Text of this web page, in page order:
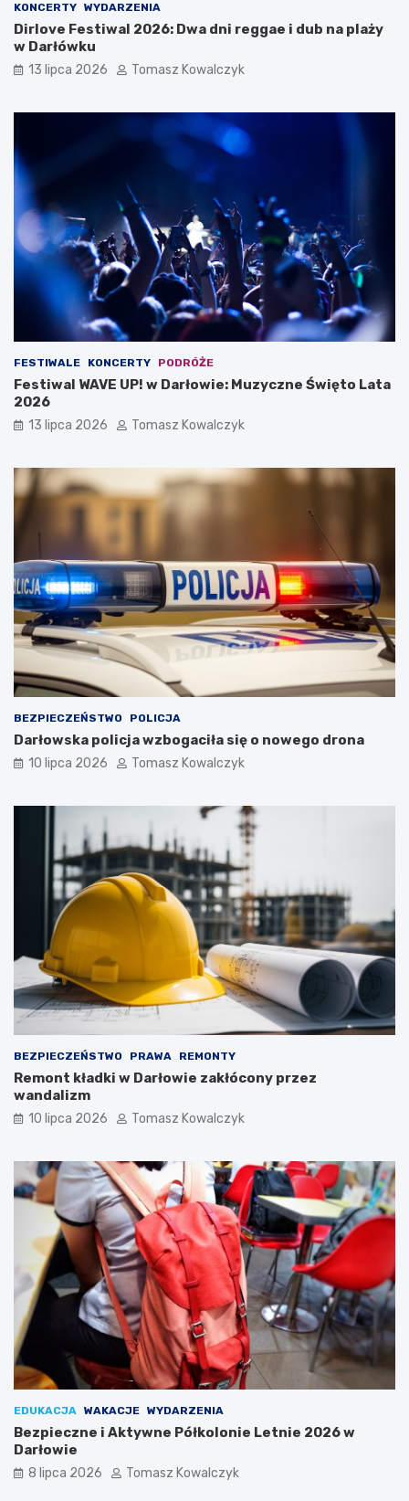
KONCERTY WYDARZENIA
Dirlove Festiwal 2026: Dwa dni reggae i dub na plaży
w Darłówku
13 lipca 2026 Tomasz Kowalczyk
FESTIWALE KONCERTY PODRÓŻE
Festiwal WAVE UP! w Darłowie: Muzyczne Święto Lata
2026
13 lipca 2026 Tomasz Kowalczyk
BEZPIECZEŃSTWO POLICJA
Darłowska policja wzbogaciła się o nowego drona
10 lipca 2026 Tomasz Kowalczyk
BEZPIECZEŃSTWO PRAWA REMONTY
Remont kładki w Darłowie zakłócony przez
wandalizm
10 lipca 2026 Tomasz Kowalczyk
EDUKACJA WAKACJE WYDARZENIA
Bezpieczne i Aktywne Półkolonie Letnie 2026 w
Darłowie
8 lipca 2026 Tomasz Kowalczyk